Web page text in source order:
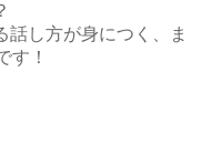
話し方が身につく、ま
す！